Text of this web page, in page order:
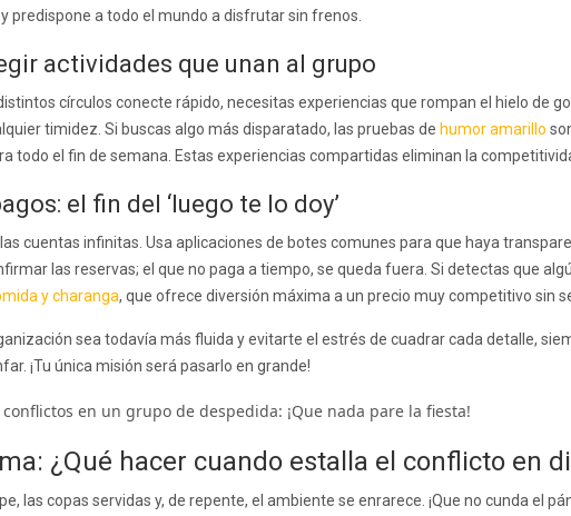
predispone a todo el mundo a disfrutar sin frenos.
actividades que unan al grupo
círculos conecte rápido, necesitas experiencias que rompan el hielo de
timidez. Si buscas algo más disparatado, las pruebas de humor amarillo
todo el fin de semana. Estas experiencias compartidas eliminan la
el fin del ‘luego te lo doy’
cuentas infinitas. Usa aplicaciones de botes comunes para que haya
las reservas; el que no paga a tiempo, se queda fuera. Si detectas que
y charanga, que ofrece diversión máxima a un precio muy competitivo sin
sea todavía más fluida y evitarte el estrés de cuadrar cada detalle,
¡Tu única misión será pasarlo en grande!
¿Qué hacer cuando estalla el conflicto en
las copas servidas y, de repente, el ambiente se enrarece. ¡Que no cunda el